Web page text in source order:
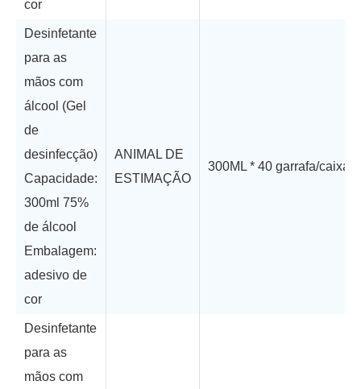
cor
Desinfetante
para as
mãos com
álcool (Gel
de
desinfecção)
Capacidade:
300ml 75%
de álcool
Embalagem:
adesivo de
cor
ANIMAL DE
ESTIMAÇÃO
300ML * 40 garrafa/caixa
Desinfetante
para as
mãos com